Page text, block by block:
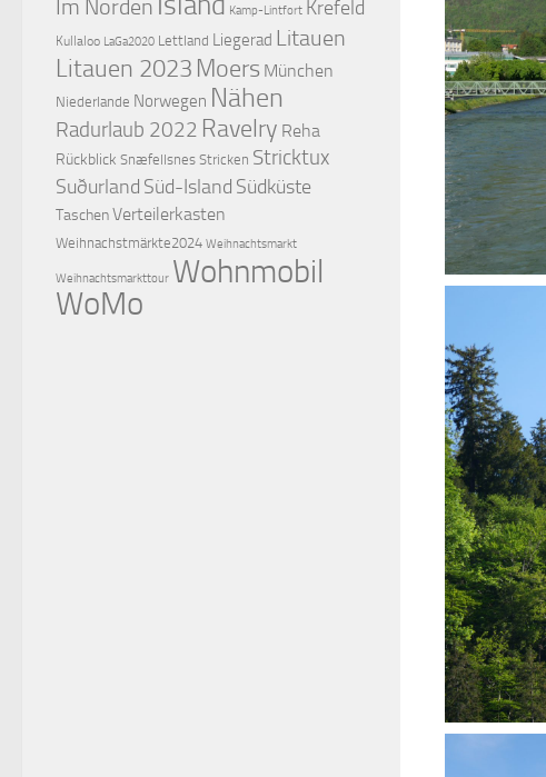
Im Norden Kamp-Lintfort Krefeld
Kullaloo LaGa2020 Lettland Liegerad Litauen
Litauen 2023 Moers München
Niederlande Norwegen Nähen
Radurlaub 2022 Ravelry Reha
Rückblick Snæfellsnes Stricken Stricktux
Suðurland Süd-Island Südküste
TaschenVerteilerkasten
Weihnachstmärkte2024 Weihnachtsmarkt
Weihnachtsmarkttour Wohnmobil
WoMo